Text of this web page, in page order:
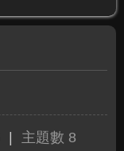
主題數 8